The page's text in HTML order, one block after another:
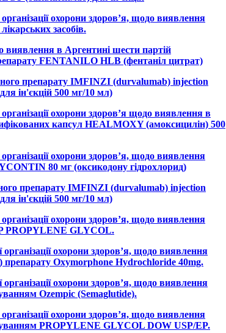
охорони здоров’я, щодо виявлення
засобів.
в Аргентині шести партій
FENTANILO HLB (фентаніл цитрат)
препарату IMFINZI (durvalumab) injection
ін'єкцій 500 мг/10 мл)
охорони здоров’я щодо виявлення в
капсул HEALMOXY (амоксицилін) 500
охорони здоров’я, щодо виявлення
80 мг (оксикодону гідрохлорид)
препарату IMFINZI (durvalumab) injection
ін'єкцій 500 мг/10 мл)
охорони здоров’я, щодо виявлення
PROPYLENE GLYCOL.
охорони здоров’я, щодо виявлення
препарату Oxymorphone Hydrochloride 40mg.
охорони здоров’я, щодо виявлення
Ozempic (Semaglutide).
охорони здоров’я, щодо виявлення
PROPYLENE GLYCOL DOW USP/EP.